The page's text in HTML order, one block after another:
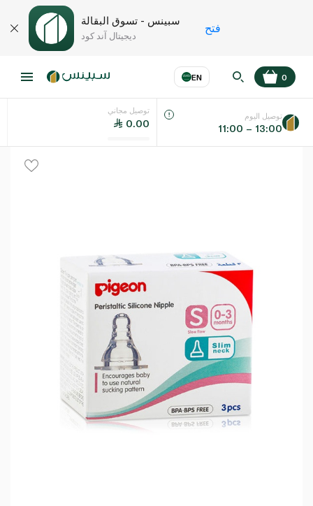
سبينس - تسوق البقالة
ديجيتال آند كود
فتح
EN
اللغة عر
0
توصيل مجاني
0.00
توصيل اليوم
11:00 – 13:00